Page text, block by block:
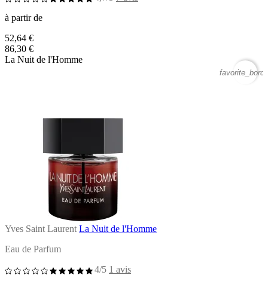
à partir de
52,64 €
86,30 €
La Nuit de l'Homme
Yves Saint Laurent La Nuit de l'Homme
Eau de Parfum
4/5 1 avis